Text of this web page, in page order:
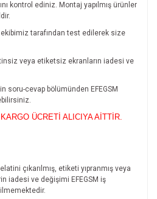
kontrol ediniz. Montaj yapılmış ürünler
tarafından test edilerek size
veya etiketsiz ekranların iadesi ve
soru-cevap bölümünden EFEGSM
ÜCRETİ ALICIYA AİTTİR.
çıkarılmış, etiketi yıpranmış veya
iadesi ve değişimi EFEGSM iş